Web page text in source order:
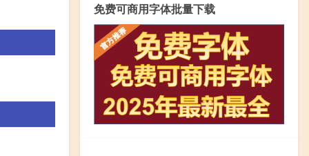
免费可商用字体批量下载